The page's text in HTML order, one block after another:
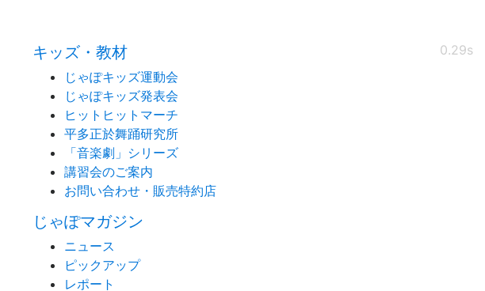
0.29s
キッズ・教材
じゃぽキッズ運動会
じゃぽキッズ発表会
ヒットヒットマーチ
平多正於舞踊研究所
「音楽劇」シリーズ
講習会のご案内
お問い合わせ・販売特約店
じゃぽマガジン
ニュース
ピックアップ
レポート